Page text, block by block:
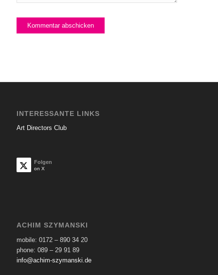
INTERESSANTE LINKS
Art Directors Club
Folgen
on X
ACHIM SZYMANSKI
mobile: 0172 – 890 34 20
phone: 089 – 29 91 89
info@achim-szymanski.de